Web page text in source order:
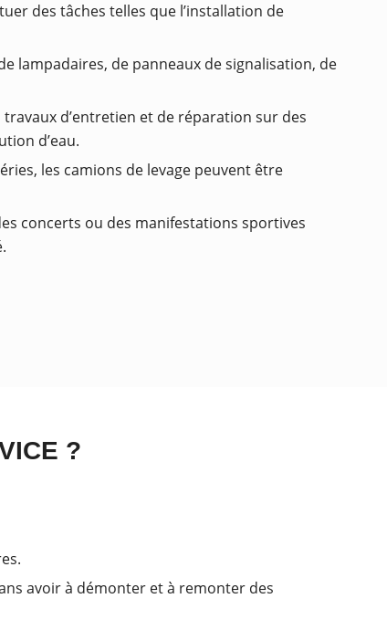
des tâches telles que l’installation de
lampadaires, de panneaux de signalisation, de
d’entretien et de réparation sur des
d’eau.
les camions de levage peuvent être
concerts ou des manifestations sportives
?
avoir à démonter et à remonter des